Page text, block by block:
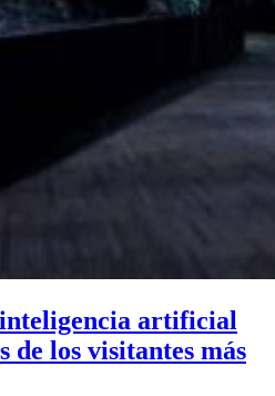
artificial
de los visitantes más